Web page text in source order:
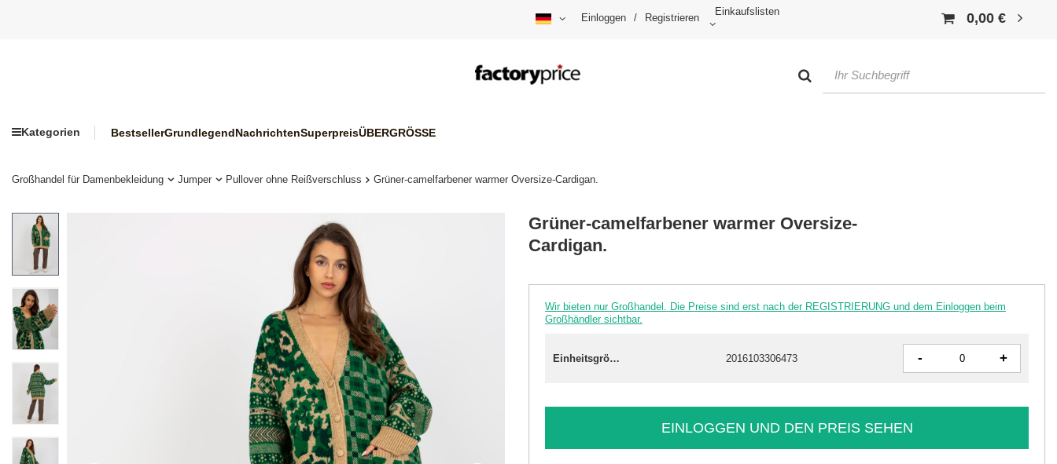
Einloggen / Registrieren
Einkaufslisten 0,00 €
Kategorien BestsellerGrundlegendNachrichtenSuperpreisÜBERGRÖSSE
Großhandel für Damenbekleidung Jumper Pullover ohne Reißverschluss Grüner-camelfarbener warmer Oversize-Cardigan.
Grüner-camelfarbener warmer Oversize-
Cardigan.
Wir bieten nur Großhandel. Die Preise sind erst nach der REGISTRIERUNG und dem Einloggen beim
Großhändler sichtbar.
Einheitsgröße 2016103306473 - +
EINLOGGEN UND DEN PREIS SEHEN